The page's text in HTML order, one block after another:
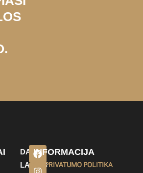
DARBO
LAIKAS
INFORMACIJA
PRIVATUMO POLITIKA